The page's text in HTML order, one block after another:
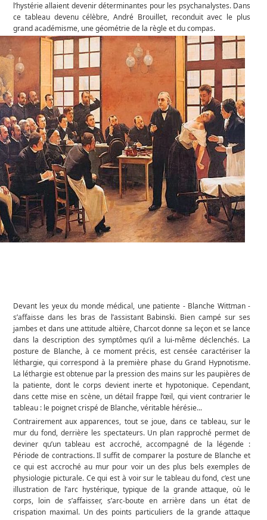
l’hystérie allaient devenir déterminantes pour les psychanalystes. Dans
ce tableau devenu célèbre, André Brouillet, reconduit avec le plus
grand académisme, une géométrie de la règle et du compas.
0
1
2
3
Devant les yeux du monde médical, une patiente - Blanche Wittman -
s’affaisse dans les bras de l’assistant Babinski. Bien campé sur ses
jambes et dans une attitude altière, Charcot donne sa leçon et se lance
dans la description des symptômes qu’il a lui-même déclenchés. La
posture de Blanche, à ce moment précis, est censée caractériser la
léthargie, qui correspond à la première phase du Grand Hypnotisme.
La léthargie est obtenue par la pression des mains sur les paupières de
la patiente, dont le corps devient inerte et hypotonique. Cependant,
dans cette mise en scène, un détail frappe l’œil, qui vient contrarier le
tableau : le poignet crispé de Blanche, véritable hérésie...
Contrairement aux apparences, tout se joue, dans ce tableau, sur le
mur du fond, derrière les spectateurs. Un plan rapproché permet de
deviner qu’un tableau est accroché, accompagné de la légende :
Période de contractions. Il suffit de comparer la posture de Blanche et
ce qui est accroché au mur pour voir un des plus bels exemples de
physiologie picturale. Ce qui est à voir sur le tableau du fond, c’est une
illustration de l’arc hystérique, typique de la grande attaque, où le
corps, loin de s’affaisser, s’arc-boute en arrière dans un état de
crispation maximal. Un des points particuliers de la grande attaque